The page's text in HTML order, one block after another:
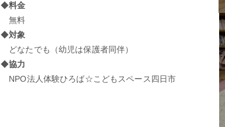
◆料金
無料
◆対象
どなたでも（幼児は保護者同伴）
◆協力
NPO法人体験ひろば☆こどもスペース四日市